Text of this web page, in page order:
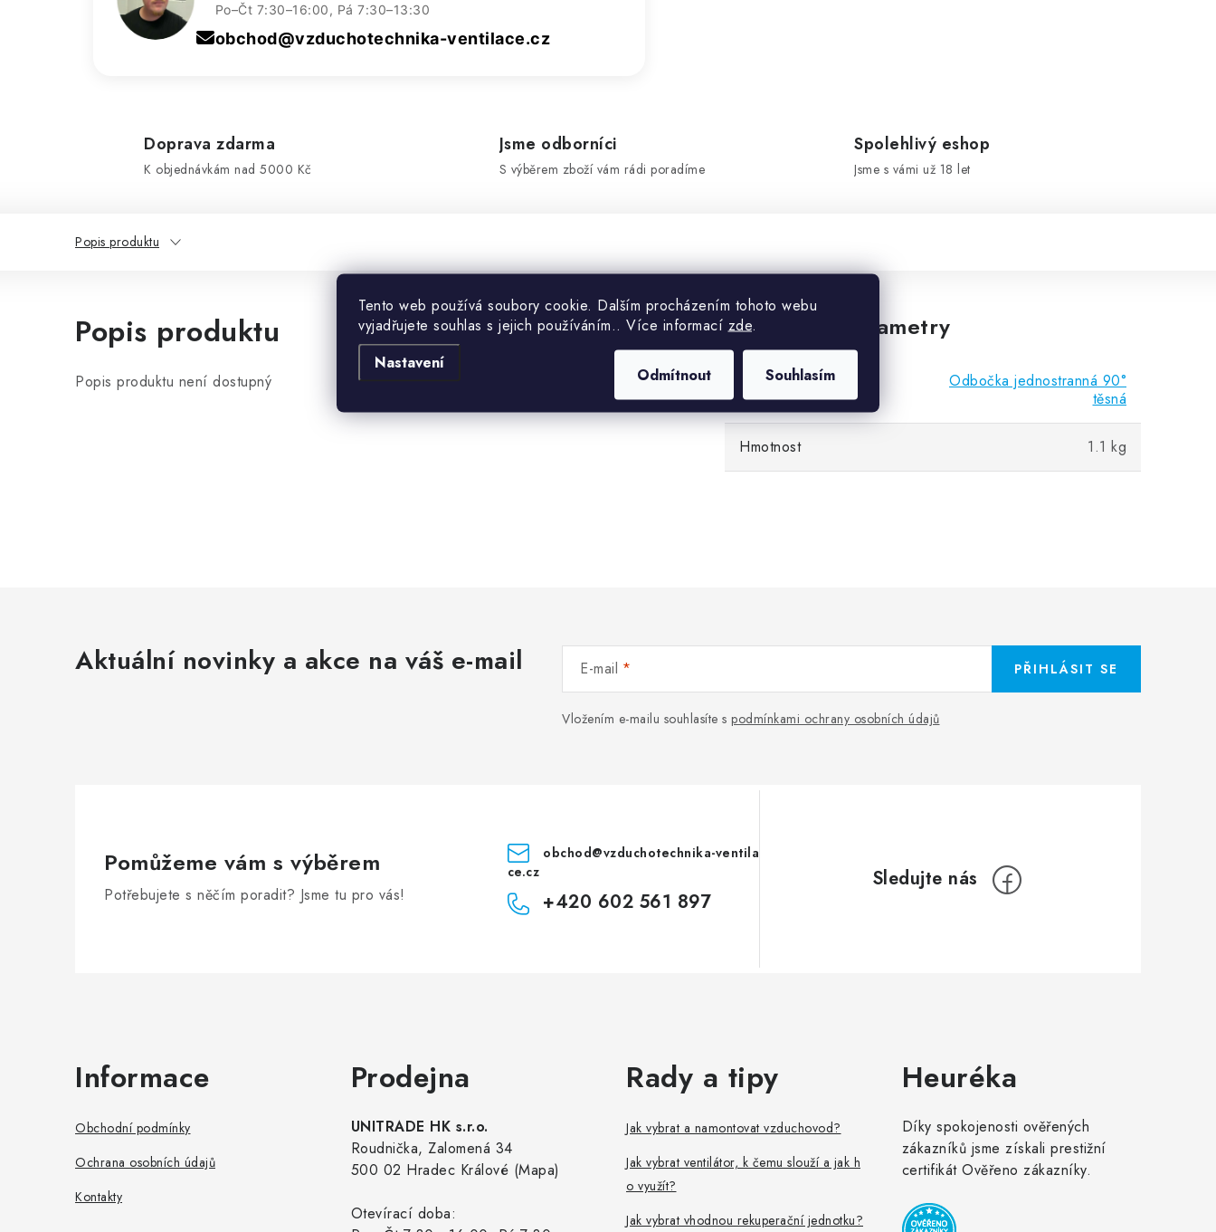
Tento web používá soubory cookie. Dalším procházením tohoto webu
vyjadřujete souhlas s jejich používáním.. Více informací zde.
Nastavení
Odmítnout Souhlasím
Po–Čt 7:30–16:00, Pá 7:30–13:30
obchod@vzduchotechnika-ventilace.cz
Doprava zdarma
K objednávkám nad 5000 Kč
Jsme odborníci
S výběrem zboží vám rádi poradíme
Spolehlivý eshop
Jsme s vámi už 18 let
Popis produktu
Popis produktu
Popis produktu není dostupný
Doplňkové parametry
Odbočka jednostranná 90°
těsná
Hmotnost 1.1 kg
Aktuální novinky a akce na váš e-mail E-mail
Vložením e-mailu souhlasíte s podmínkami ochrany osobních údajů
PŘIHLÁSIT SE
Pomůžeme vám s výběrem
Potřebujete s něčím poradit? Jsme tu pro vás!
obchod@vzduchotechnika-ventila
ce.cz
+420 602 561 897
Informace
Obchodní podmínky
Ochrana osobních údajů
Kontakty
Prodejna
UNITRADE HK s.r.o.
Roudnička, Zalomená 34
500 02 Hradec Králové (Mapa)
Otevírací doba:
Rady a tipy
Jak vybrat a namontovat vzduchovod?
Jak vybrat ventilátor, k čemu slouží a jak h
o využít?
Jak vybrat vhodnou rekuperační jednotku?
Heuréka
Díky spokojenosti ověřených
zákazníků jsme získali prestižní
certifikát Ověřeno zákazníky.